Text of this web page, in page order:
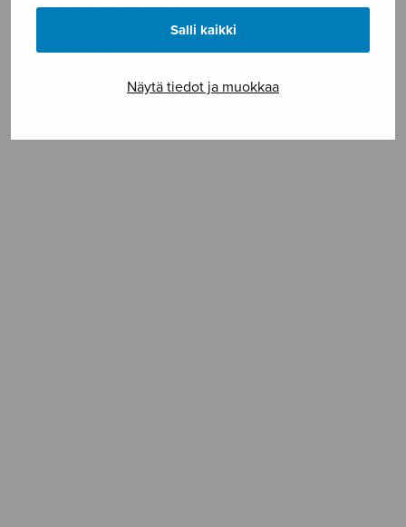
Salli kaikki
Näytä tiedot ja muokkaa
ISMN 979-0-55013-401-0
Vaikeusaste **